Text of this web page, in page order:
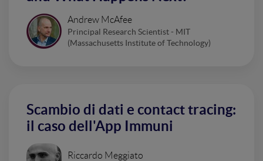
Andrew McAfee
Principal Research Scientist - MIT
(Massachusetts Institute of Technology)
Scambio di dati e contact tracing:
il caso dell'App Immuni
Riccardo Meggiato